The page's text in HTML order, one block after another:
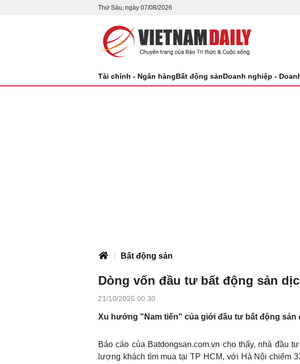
Thứ Sáu, ngày 07/08/2026
Tài chính - Ngân hàngBất động sảnDoanh nghiệp -
Bất động sản
Dòng vốn đầu tư bất động sản
21/10/2025 00:30
Xu hướng "Nam tiến" của giới đầu tư bất động sản
Báo cáo của Batdongsan.com.vn cho thấy, nhà đầu
lượng khách tìm mua tại TP HCM, với Hà Nội chiếm